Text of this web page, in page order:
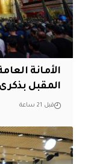
الأمانة
المقبل
قبل 21 ساعة